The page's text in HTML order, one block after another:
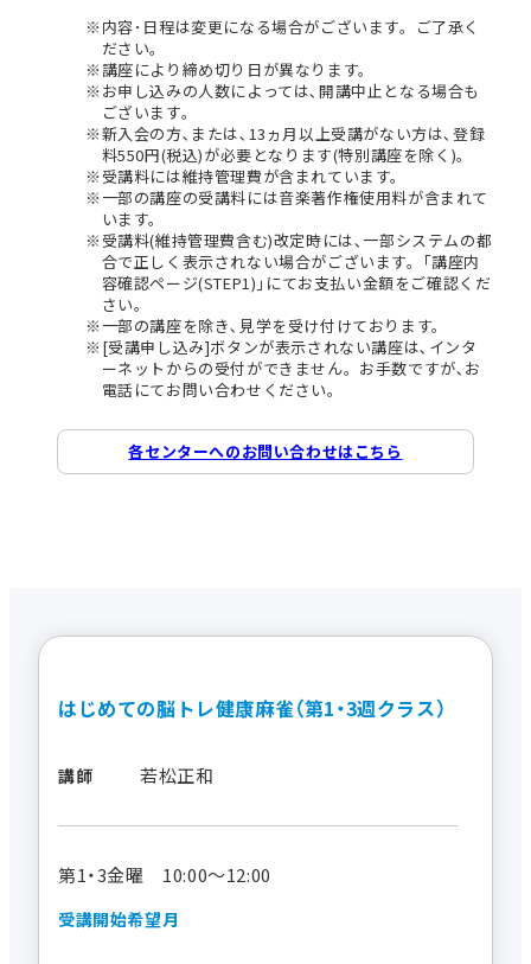
内容･日程は変更になる場合がございます。ご了承く
ださい。
講座により締め切り日が異なります。
お申し込みの人数によっては､開講中止となる場合も
ございます。
新入会の方､または､13ヵ月以上受講がない方は､登録
料550円(税込)が必要となります(特別講座を除く)。
受講料には維持管理費が含まれています。
一部の講座の受講料には音楽著作権使用料が含まれて
います。
受講料(維持管理費含む)改定時には､一部システムの都
合で正しく表示されない場合がございます。｢講座内
容確認ページ(STEP1)｣にてお支払い金額をご確認くだ
さい。
一部の講座を除き､見学を受け付けております。
[受講申し込み]ボタンが表示されない講座は､インタ
ーネットからの受付ができません。お手数ですが､お
電話にてお問い合わせください。
各センターへのお問い合わせはこちら
はじめての脳トレ健康麻雀（第1・3週クラス）
講師 若松正和
第1・3金曜 10:00～12:00
受講開始希望月